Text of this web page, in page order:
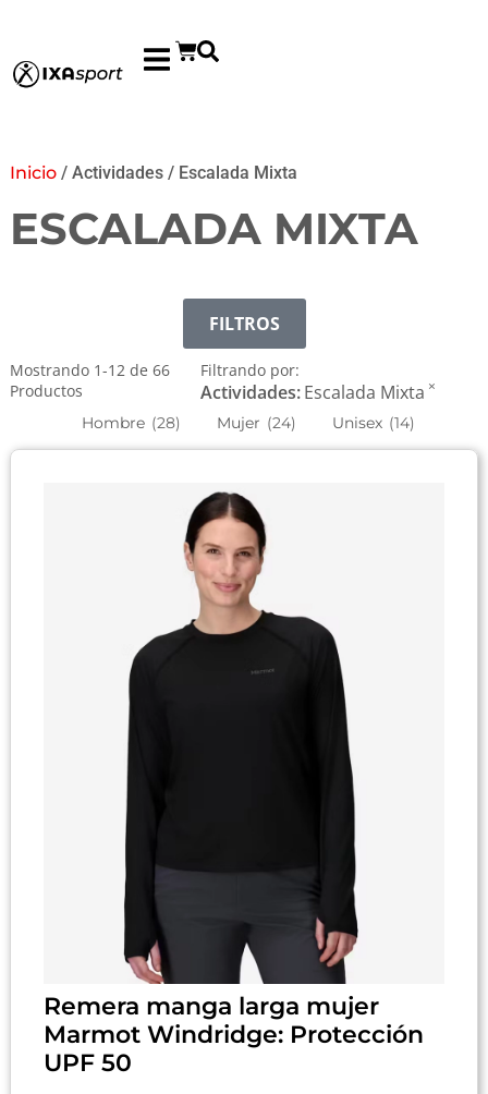
Inicio/ Actividades / Escalada Mixta
ESCALADA MIXTA
FILTROS
Mostrando 1-12de 66
Productos
Filtrando por:
Actividades:Escalada Mixta ×
Hombre (28) Mujer (24) Unisex (14)
Remera manga larga mujer
Marmot Windridge: Protección
UPF 50